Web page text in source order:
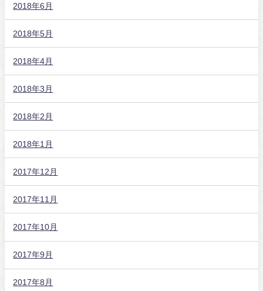
2018年6月
2018年5月
2018年4月
2018年3月
2018年2月
2018年1月
2017年12月
2017年11月
2017年10月
2017年9月
2017年8月